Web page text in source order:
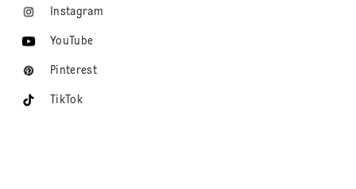
Instagram
YouTube
Pinterest
TikTok